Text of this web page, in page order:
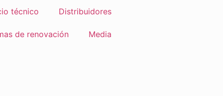
técnico Distribuidores
de renovación Media